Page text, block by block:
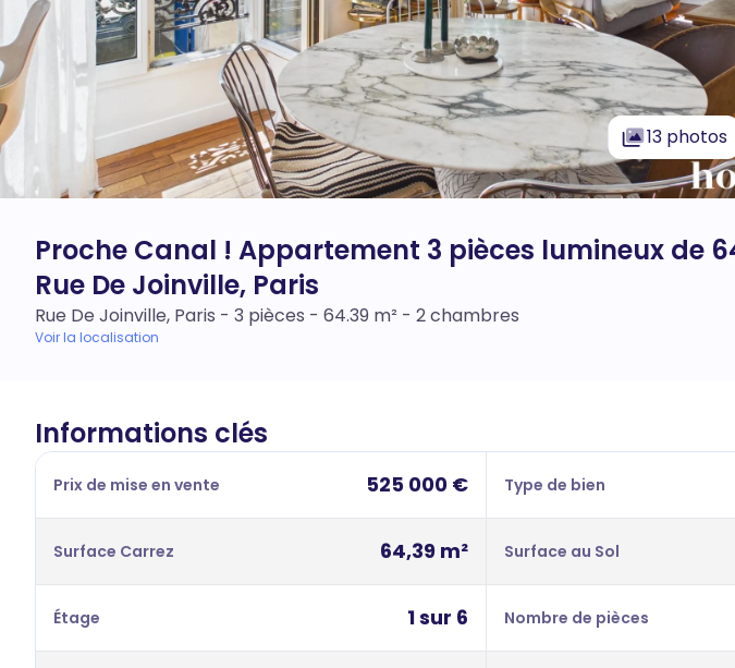
13 photos
Proche Canal ! Appartement 3 pièces lumineux de
Rue De Joinville, Paris
Rue De Joinville, Paris - 3 pièces - 64.39 m² - 2 chambres
Voir la localisation
Informations clés
Prix de mise en vente 525 000 € Type de bien
Surface Carrez 64,39 m² Surface au Sol
Étage 1 sur 6 Nombre de pièces